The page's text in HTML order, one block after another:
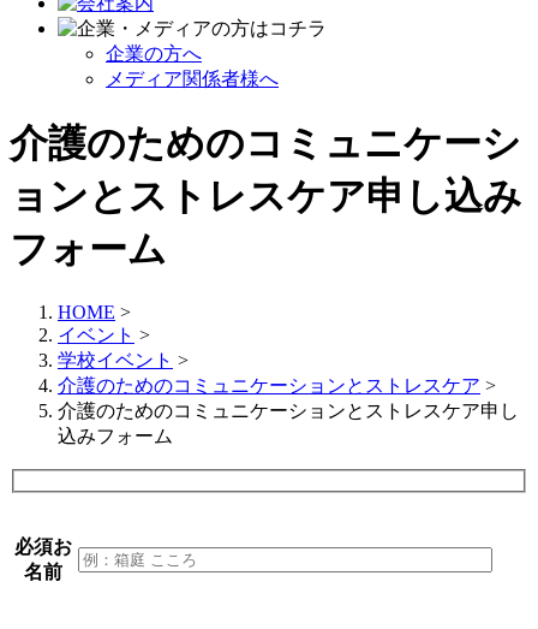
企業の方へ
メディア関係者様へ
介護のためのコミュニケーシ
ョンとストレスケア申し込み
フォーム
HOME >
イベント >
学校イベント >
介護のためのコミュニケーションとストレスケア >
介護のためのコミュニケーションとストレスケア申し
込みフォーム
必須お
名前